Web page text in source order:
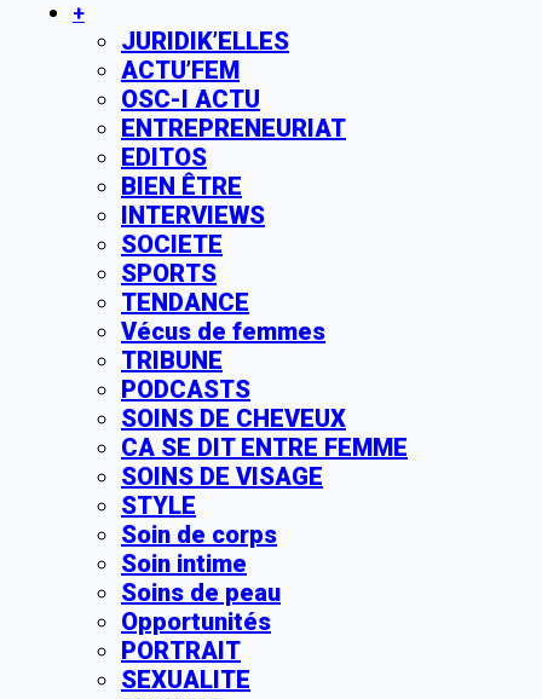
+
JURIDIK’ELLES
ACTU’FEM
OSC-I ACTU
ENTREPRENEURIAT
EDITOS
BIEN ÊTRE
INTERVIEWS
SOCIETE
SPORTS
TENDANCE
Vécus de femmes
TRIBUNE
PODCASTS
SOINS DE CHEVEUX
CA SE DIT ENTRE FEMME
SOINS DE VISAGE
STYLE
Soin de corps
Soin intime
Soins de peau
Opportunités
PORTRAIT
SEXUALITE